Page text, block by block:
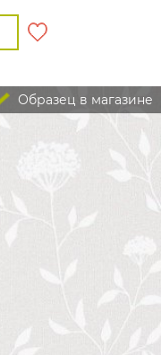
Образец в магазине